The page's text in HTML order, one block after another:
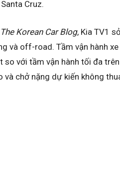
Cruz.
The Korean Car Blog, Kia TV1
và off-road. Tầm vận hành
so với tầm vận hành tối đa
và chở nặng dự kiến không